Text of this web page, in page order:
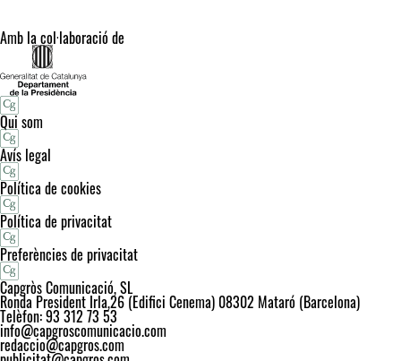
Amb la col·laboració de
Qui som
Avís legal
Política de cookies
Política de privacitat
Preferències de privacitat
Capgròs Comunicació, SL
Ronda President Irla,26 (Edifici Cenema) 08302 Mataró (Barcelona)
Telèfon: 93 312 73 53
info@capgroscomunicacio.com
redaccio@capgros.com